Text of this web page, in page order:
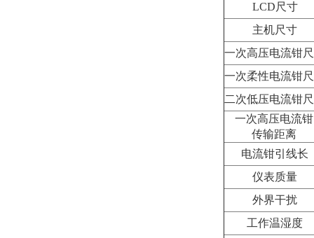
LCD尺寸
主机尺寸
一次高压电流钳
一次柔性电流钳尺
二次低压电流钳尺
一次高压电流钳
传输距离
电流钳引线长
仪表质量
外界干扰
工作温湿度